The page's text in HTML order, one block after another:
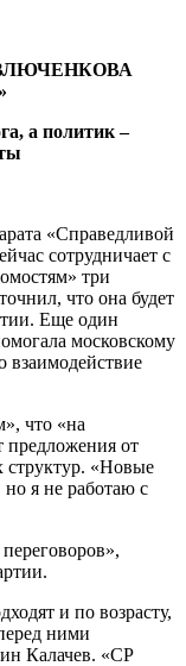
а политик –
«Справедливой
сотрудничает с
три
что она будет
Еще один
московскому
взаимодействие
что «на
предложения от
структур. «Новые
но я не работаю с
и по возрасту,
ними
Калачев. «СР